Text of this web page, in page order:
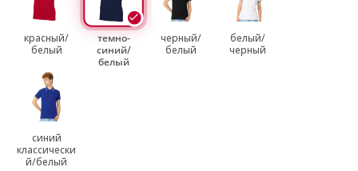
красный/
белый
темно-
синий/
белый
черный/
белый
белый/
черный
синий
классически
й/белый